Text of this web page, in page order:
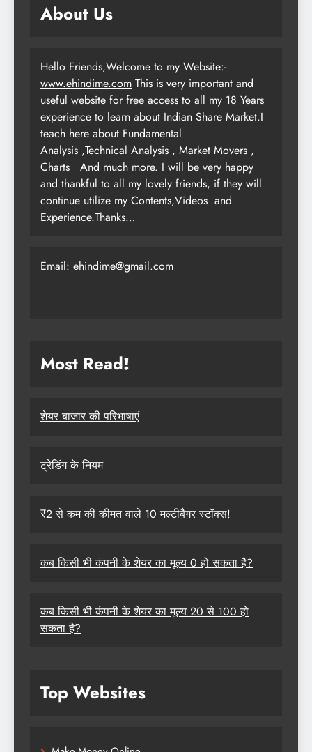
About Us
Hello Friends,Welcome to my Website:-
www.ehindime.com This is very important and
useful website for free access to all my 18 Years
experience to learn about Indian Share Market.I
teach here about Fundamental
Analysis ,Technical Analysis , Market Movers ,
Charts
And much more. I will be very happy
and thankful to all my lovely friends, if they will
continue utilize my Contents,Videos and
Experience.Thanks…
Email: ehindime@gmail.com
Most Read!
शेयर बाजार की परिभाषाएं
ट्रेडिंग के नियम
₹2 से कम की कीमत वाले 10 मल्टीबैगर स्टॉक्स!
कब किसी भी कंपनी के शेयर का मूल्य 0 हो सकता है?
कब किसी भी कंपनी के शेयर का मूल्य 20 से 100 हो
सकता है?
Top Websites